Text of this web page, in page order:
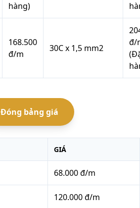
hàng)
168.500
đ/m
30C x 1,5 mm2
đ/
Đóng bảng giá
GIÁ
68.000 đ/m
120.000 đ/m